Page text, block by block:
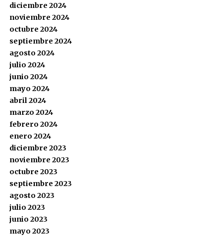
diciembre 2024
noviembre 2024
octubre 2024
septiembre 2024
agosto 2024
julio 2024
junio 2024
mayo 2024
abril 2024
marzo 2024
febrero 2024
enero 2024
diciembre 2023
noviembre 2023
octubre 2023
septiembre 2023
agosto 2023
julio 2023
junio 2023
mayo 2023